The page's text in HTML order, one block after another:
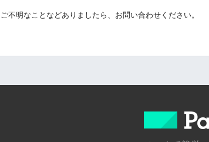
ご不明なことなどありましたら、お問い合わせください。